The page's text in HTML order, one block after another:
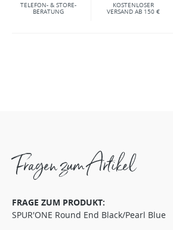
TELEFON- & STORE-
BERATUNG
KOSTENLOSER
VERSAND AB 150 €
Fragen zum Artikel
FRAGE ZUM PRODUKT:
SPUR'ONE Round End Black/Pearl Blue